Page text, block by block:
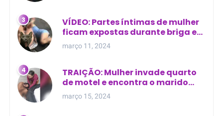
VÍDEO: Partes íntimas de mulher
ficam expostas durante briga em
Manaus
março 11, 2024
TRAIÇÃO: Mulher invade quarto
de motel e encontra o marido
com outra na cama
março 15, 2024